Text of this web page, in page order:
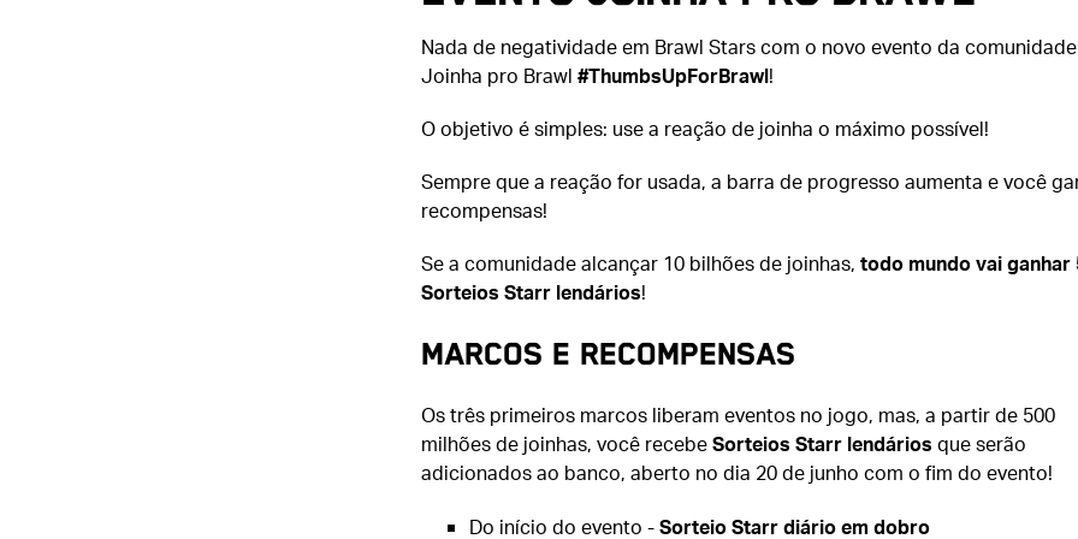
Nada de negatividade em Brawl Stars com o novo evento da
Joinha pro Brawl #ThumbsUpForBrawl!
O objetivo é simples: use a reação de joinha o máximo possível!
Sempre que a reação for usada, a barra de progresso aumenta e você
recompensas!
Se a comunidade alcançar 10 bilhões de joinhas, todo mundo vai ganhar
Sorteios Starr lendários!
Marcos e recompensas
Os três primeiros marcos liberam eventos no jogo, mas, a partir de 500
milhões de joinhas, você recebeSorteios Starr lendários que serão
adicionados ao banco, aberto no dia 20 de junho com o fim do evento!
Do início do evento -Sorteio Starr diário em dobro